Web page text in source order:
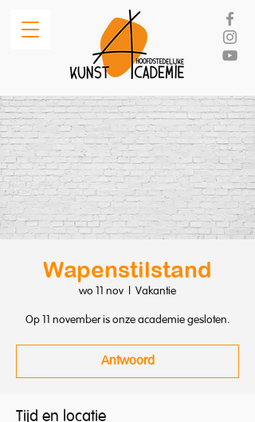
Wapenstilstand
wo 11 nov
  |
Vakantie
Op 11 november is onze academie gesloten.
Antwoord
Tijd en locatie